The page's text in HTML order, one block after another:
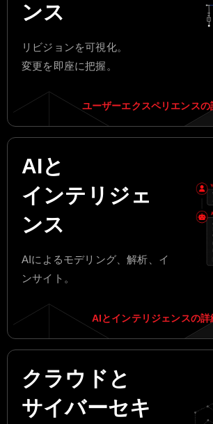
ンス
リビジョンを可視化。
変更を即座に把握。
ユーザーエクスペリエンスの
AIと
インテリジェ
ンス
AIによるモデリング、解析、イ
ンサイト。
AIとインテリジェンスの詳
クラウドと
サイバーセキ